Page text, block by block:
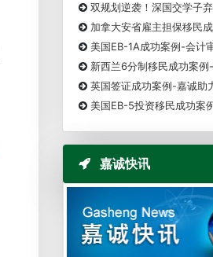
双规划逆袭！深国交学子
加拿大安省雇主担保移民
美国EB-1A成功案例-会计
新西兰6分制移民成功案
英国签证成功案例-嘉诚助
美国EB-5投资移民成功案
嘉诚快讯